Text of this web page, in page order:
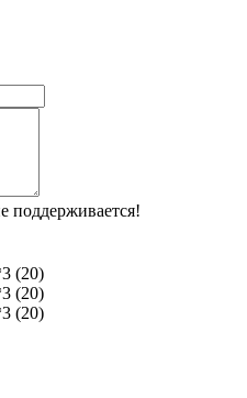
поддерживается!
(20)
(20)
(20)